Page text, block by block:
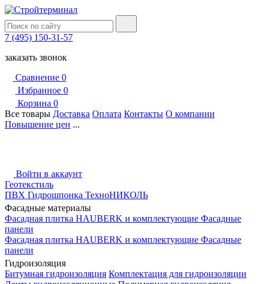
7 (495) 150-31-57
заказать звонок
Сравнение 0
Избранное 0
Корзина 0
Все товары Доставка Оплата Контакты О компании
Повышение цен ...
Войти в аккаунт
Геотекстиль
ПВХ Гидрошпонка ТехноНИКОЛЬ
Фасадные материалы
Фасадная плитка HAUBERK и комплектующие Фасадные
панели
Фасадная плитка HAUBERK и комплектующие Фасадные
панели
Гидроизоляция
Битумная гидроизоляция Комплектация для гидроизоляции